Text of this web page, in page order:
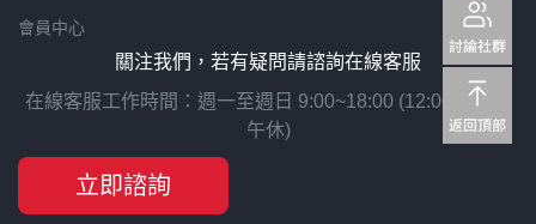
會員中心
關注我們，若有疑問請諮詢在線客服
在線客服工作時間：週一至週日 9:00~18:00 (12:00~13:00
午休)
立即諮詢